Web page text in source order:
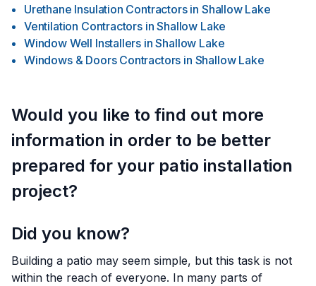
Urethane Insulation Contractors in Shallow Lake
Ventilation Contractors in Shallow Lake
Window Well Installers in Shallow Lake
Windows & Doors Contractors in Shallow Lake
Would you like to find out more
information in order to be better
prepared for your patio installation
project?
Did you know?
Building a patio may seem simple, but this task is not
within the reach of everyone. In many parts of